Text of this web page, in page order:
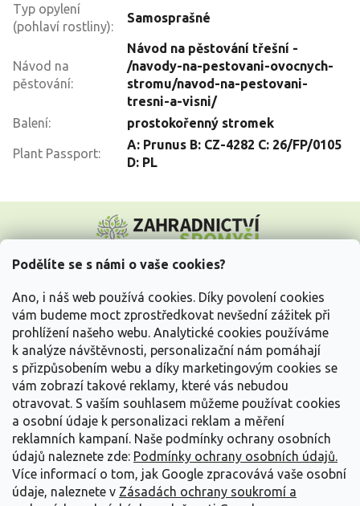
Podělíte se s námi o vaše cookies?
Ano, i náš web používá cookies. Díky povolení cookies
vám budeme moct zprostředkovat nevšední zážitek při
prohlížení našeho webu. Analytické cookies používáme
k analýze návštěvnosti, personalizační nám pomáhají
s přizpůsobením webu a díky marketingovým cookies se
vám zobrazí takové reklamy, které vás nebudou
otravovat. S vaším souhlasem můžeme používat cookies
a osobní údaje k personalizaci reklam a měření
reklamních kampaní. Naše podmínky ochrany osobních
údajů naleznete zde: Podmínky ochrany osobních údajů.
Více informací o tom, jak Google zpracovává vaše osobní
údaje, naleznete v Zásadách ochrany soukromí a
Typ opylení
(pohlaví rostliny):
Samosprašné
Návod na
pěstování:
Návod na pěstování třešní -
/navody-na-pestovani-ovocnych-
stromu/navod-na-pestovani-
tresni-a-visni/
Balení: prostokořenný stromek
Plant Passport:
A: Prunus B: CZ-4282 C: 26/FP/0105
D: PL
p
Vše o nákupu
Informace pro Vás
Kontakujte nás